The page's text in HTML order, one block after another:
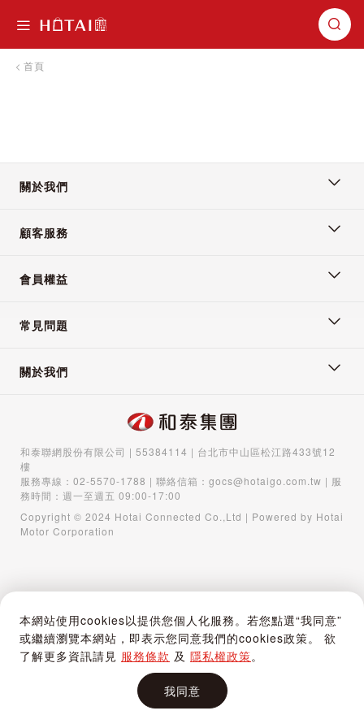
本網站使用cookies以提供您個人化服務。若您點選“我同意”
或繼續瀏覽本網站，即表示您同意我們的cookies政策。 欲
了解更多資訊請見 服務條款 及 隱私權政策。
我同意
購物車
首頁
關於我們
顧客服務
會員權益
常見問題
關於我們
和泰聯網股份有限公司 | 55384114 | 台北市中山區松江路433號12
樓
服務專線： 02-5570-1788 | 聯絡信箱： gocs@hotaigo.com.tw | 服
務時間：週一至週五 09:00-17:00
Copyright © 2024 Hotai Connected Co.,Ltd | Powered by Hotai
Motor Corporation